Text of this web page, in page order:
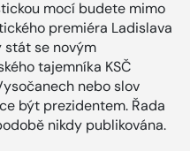
mocí budete mimo
premiéra Ladislava
stát se novým
tajemníka KSČ
nebo slov
být prezidentem. Řada
nikdy publikována.